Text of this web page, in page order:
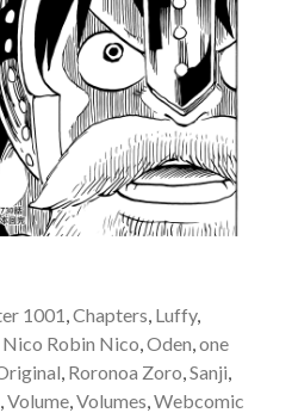
1001,Chapters, Luffy,
Nico Robin Nico,Oden,one
, Roronoa Zoro,Sanji,
,Volume,Volumes,Webcomic